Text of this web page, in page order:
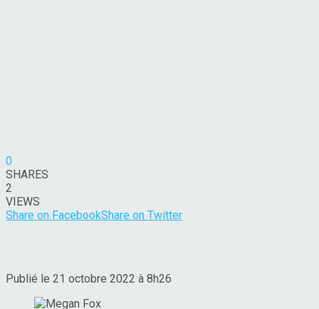
0
SHARES
2
VIEWS
Share on FacebookShare on Twitter
Publié le 21 octobre 2022 à 8h26